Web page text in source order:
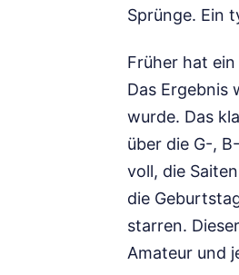
Sprünge. Ein
Früher hat
Das Ergebnis
wurde. Das
über die G-,
voll, die
die
starren.
Amateur und